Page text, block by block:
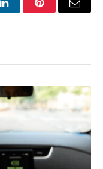
LinkedInPinterestEmail